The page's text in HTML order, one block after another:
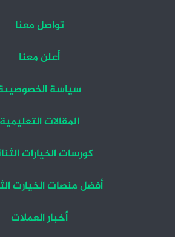
تواصل معنا
أعلن معنا
سياسة
المقالات التعليمية
كورسات الخيارات
أفضل منصات الخيارت
أخبار العملات